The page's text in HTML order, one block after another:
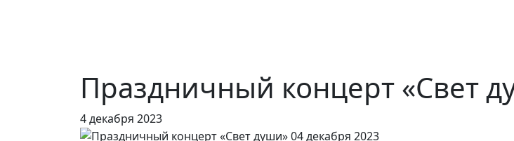
Праздничный концерт «Свет
4 декабря 2023